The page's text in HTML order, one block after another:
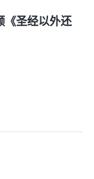
《圣经以外还